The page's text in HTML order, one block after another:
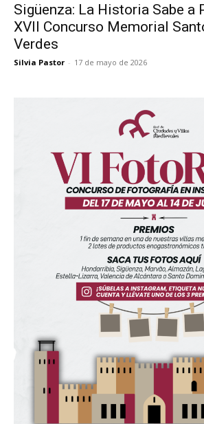
Sigüenza: La Historia Sabe a
XVII Concurso Memorial
Verdes
Silvia Pastor - 17 de mayo de 2026